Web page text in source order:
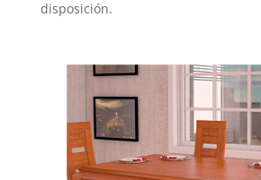
disposición.